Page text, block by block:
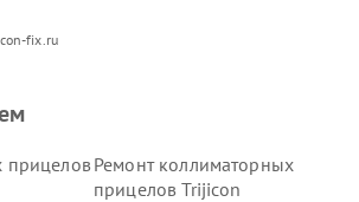
fix.ru
прицеловРемонт коллиматорных
прицелов Trijicon